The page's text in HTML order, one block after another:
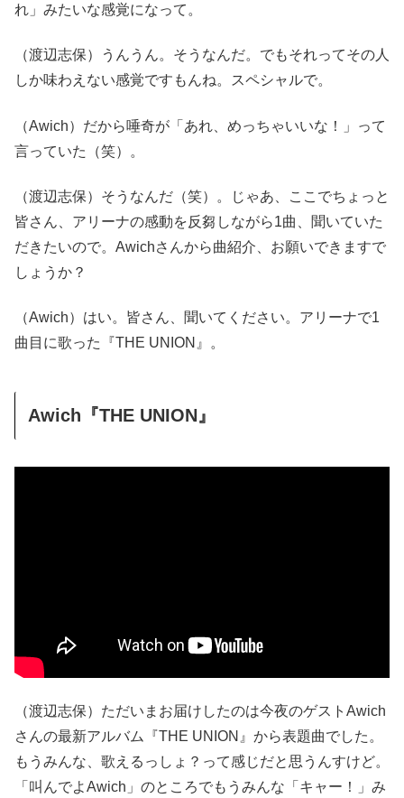
れ」みたいな感覚になって。
（渡辺志保）うんうん。そうなんだ。でもそれってその人
しか味わえない感覚ですもんね。スペシャルで。
（Awich）だから唾奇が「あれ、めっちゃいいな！」って
言っていた（笑）。
（渡辺志保）そうなんだ（笑）。じゃあ、ここでちょっと
皆さん、アリーナの感動を反芻しながら1曲、聞いていた
だきたいので。Awichさんから曲紹介、お願いできますで
しょうか？
（Awich）はい。皆さん、聞いてください。アリーナで1
曲目に歌った『THE UNION』。
Awich『THE UNION』
（渡辺志保）ただいまお届けしたのは今夜のゲストAwich
さんの最新アルバム『THE UNION』から表題曲でした。
もうみんな、歌えるっしょ？って感じだと思うんすけど。
「叫んでよAwich」のところでもうみんな「キャー！」み